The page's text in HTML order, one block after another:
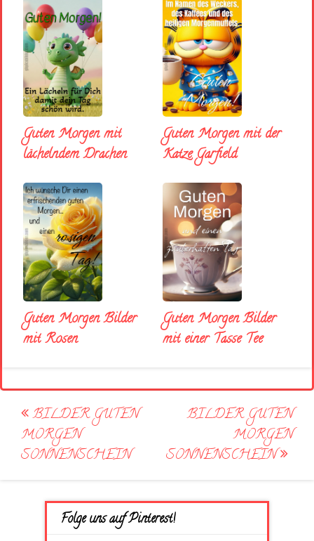
Guten Morgen mit
lächelndem Drachen
Guten Morgen mit der
Katze Garfield
Guten Morgen Bilder
mit Rosen
Guten Morgen Bilder
mit einer Tasse Tee
Post
navigation
BILDER GUTEN
MORGEN
SONNENSCHEIN
BILDER GUTEN
MORGEN
SONNENSCHEIN
Folge uns auf Pinterest!